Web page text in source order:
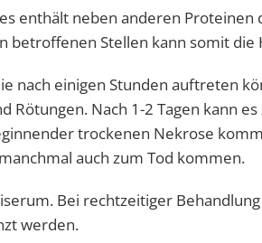
enthält neben anderen
betroffenen Stellen kann somit die
nach einigen Stunden auftreten
Rötungen. Nach 1-2 Tagen kann
trockenen Nekrose
auch zum Tod kommen.
Bei rechtzeitiger
werden.